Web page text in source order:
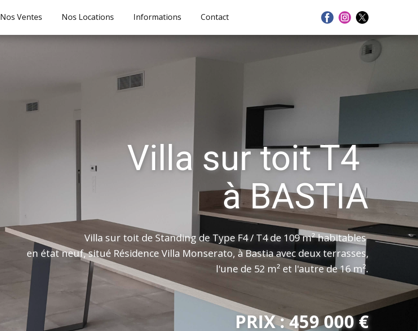
Nos Ventes Nos Locations Informations Contact
Villa sur toit T4
à BASTIA
Villa sur toit de Standing de Type F4 / T4 de 109 m² habitables
en état neuf, situé Résidence Villa Monserato, à Bastia avec deux terrasses,
l'une de 52 m² et l'autre de 16 m².
PRIX : 459 000 €